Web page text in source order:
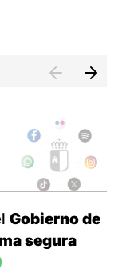
Gobierno de
segura